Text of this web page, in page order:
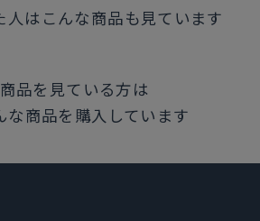
回りや体型のサイズ感が異なってお
確認下さい。
人はこんな商品も見ています
品を見ている方は
な商品を購入しています